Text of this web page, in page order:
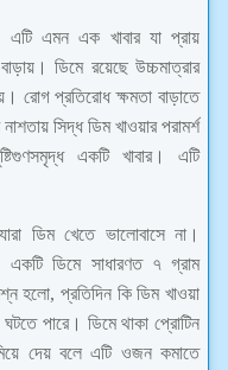
এমন এক খাবার যা প্রায়
ডিমে রয়েছে উচ্চমাত্রার
রোগ প্রতিরোধ ক্ষমতা বাড়াতে
সিদ্ধ ডিম খাওয়ার পরামর্শ
একটি খাবার। এটি
ডিম খেতে ভালোবাসে না।
একটি ডিমে সাধারণত ৭ গ্রাম
হলো, প্রতিদিন কি ডিম খাওয়া
পারে। ডিমে থাকা প্রোটিন
দেয় বলে এটি ওজন কমাতে